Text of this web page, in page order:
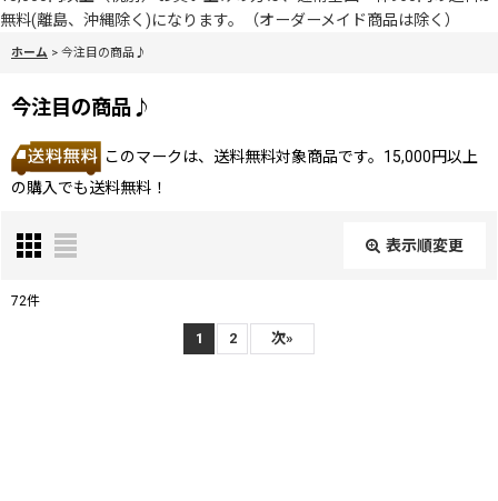
無料(離島、沖縄除く)になります。（オーダーメイド商品は除く）
ホーム > 今注目の商品♪
今注目の商品♪
このマークは、送料無料対象商品です。15,000円以上
の購入でも送料無料！
表示順変更
72件
1 2 次»